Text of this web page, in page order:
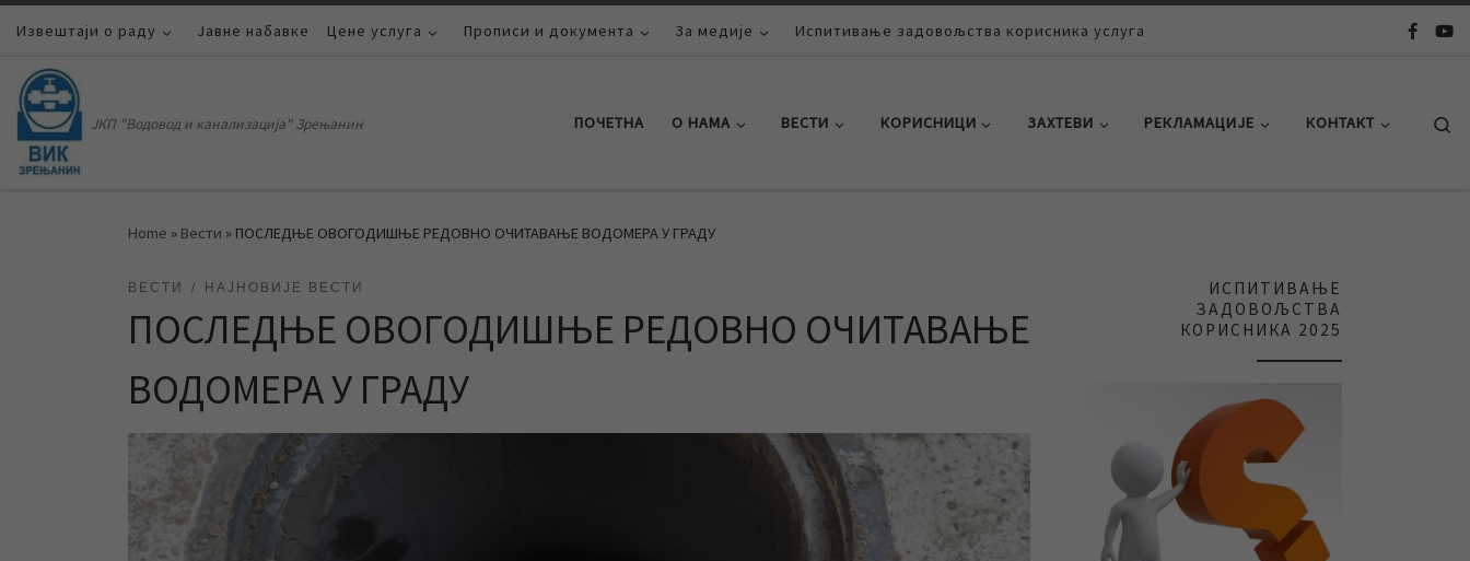
Skip to content
Извештаји о раду Јавне набавке Цене услуга Прописи и документа За медије Испитивање задовољства корисника услуга
ЈКП "Водовод и канализација" Зрењанин ПОЧЕТНА О НАМА ВЕСТИ КОРИСНИЦИ ЗАХТЕВИ РЕКЛАМАЦИЈЕ КОНТАКТ
Home » Вести » ПОСЛЕДЊЕ ОВОГОДИШЊЕ РЕДОВНО ОЧИТАВАЊЕ ВОДОМЕРА У ГРАДУ
ВЕСТИ НАЈНОВИЈЕ ВЕСТИ
ПОСЛЕДЊЕ ОВОГОДИШЊЕ РЕДОВНО ОЧИТАВАЊЕ
ВОДОМЕРА У ГРАДУ
ИСПИТИВАЊЕ
ЗАДОВОЉСТВА
КОРИСНИКА 2025